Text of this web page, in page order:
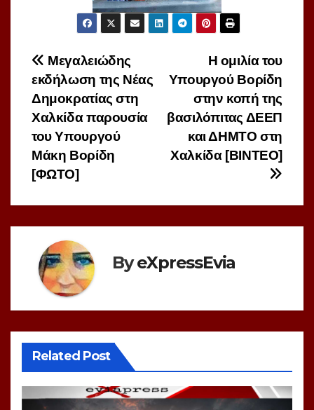
Πλοήγηση
άρθρων
Η ομιλία του
Υπουργού Βορίδη
στην κοπή της
βασιλόπιτας ΔΕΕΠ
και ΔΗΜΤΟ στη
Χαλκίδα [ΒΙΝΤΕΟ]
Μεγαλειώδης
εκδήλωση της Νέας
Δημοκρατίας στη
Χαλκίδα παρουσία
του Υπουργού
Μάκη Βορίδη
[ΦΩΤΟ]
ByeXpressEvia
Related Post